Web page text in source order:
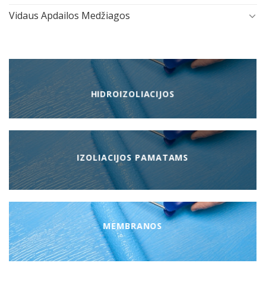
HIDROIZOLIACIJOS
IZOLIACIJOS PAMATAMS
MEMBRANOS
Vidaus Apdailos Medžiagos